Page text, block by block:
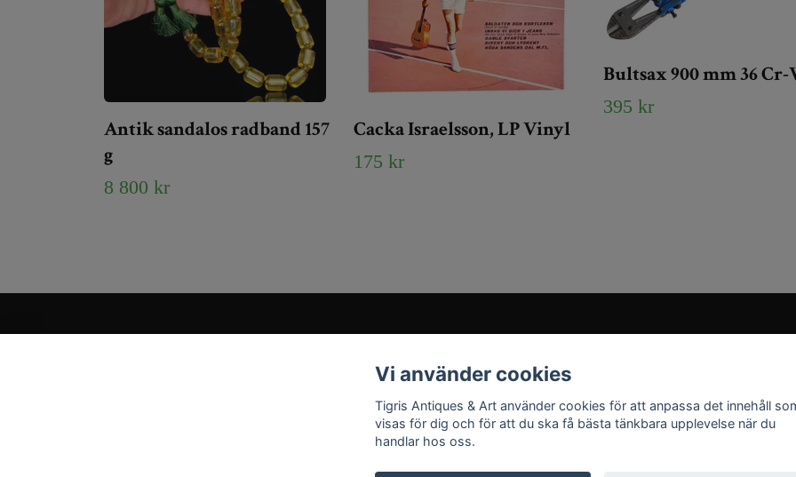
Antik sandalos radband 157
g
8 800 kr
Cacka Israelsson, LP Vinyl
175 kr
Bultsax 900 mm 36 Cr-
395 kr
Info@tigrisantiques.com
YouTube
Vi använder cookies
Tigris Antiques & Art använder cookies för att anpassa det innehåll
visas för dig och för att du ska få bästa tänkbara upplevelse när du
handlar hos oss.